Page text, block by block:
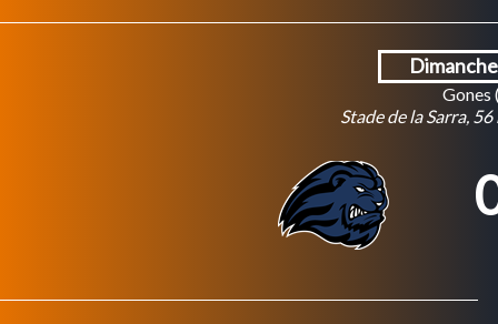
Gones
Stade de la Sarra,